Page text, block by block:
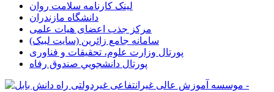
لینک کارنامه سلامت روان
دانشگاه مازندران
مرکز جذب اعضای هیات علمی
سامانه جامع زائرین (سایت لبیک)
پورتال وزارت علوم، تحقیقات و فناوری
پورتال دانشجويي صندوق رفاه